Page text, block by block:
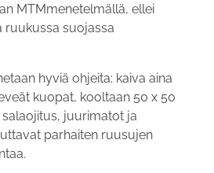
MTM­menetelmällä, ellei
ruukussa suojassa
hyviä ohjeita: kaiva aina
kuopat, kooltaan 50 x 50
juurimatot ja
parhaiten ruusujen